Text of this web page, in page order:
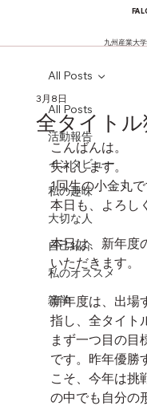
九州産業大
All Posts
活動報告
インタビュー
私の趣味
大切な人
自己紹介
私のオススメ
雑学
All Posts
全タイト
3月8日
こんばんは。
失礼します。
1回生の小金丸で
本日も、よろし
本日は、新年度
いただきます。
新年度は、出場
指し、全タイト
まず一つ目の目
です。昨年優勝
こそ、今年は挑
の中でも自分の